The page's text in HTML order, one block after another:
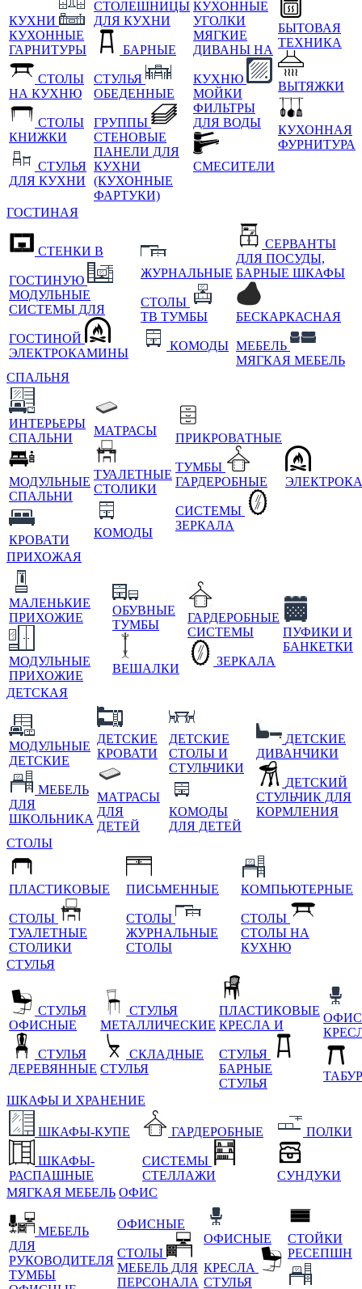
КУХНИ
КУХОННЫЕ
ГАРНИТУРЫ
СТОЛЫ
НА КУХНЮ
СТОЛЫ
КНИЖКИ
СТУЛЬЯ
ДЛЯ КУХНИ
СТОЛЕШНИЦЫ
ДЛЯ КУХНИ
БАРНЫЕ
СТУЛЬЯ
ОБЕДЕННЫЕ
ГРУППЫ
СТЕНОВЫЕ
ПАНЕЛИ ДЛЯ
КУХНИ
(КУХОННЫЕ
ФАРТУКИ)
КУХОННЫЕ
УГОЛКИ
МЯГКИЕ
ДИВАНЫ НА
КУХНЮ
МОЙКИ
ФИЛЬТРЫ
ДЛЯ ВОДЫ
СМЕСИТЕЛИ
БЫТОВАЯ
ТЕХНИКА
ВЫТЯЖКИ
КУХОННАЯ
ФУРНИТУРА
ГОСТИНАЯ
СТЕНКИ В
ГОСТИНУЮ
МОДУЛЬНЫЕ
СИСТЕМЫ ДЛЯ
ГОСТИНОЙ
ЭЛЕКТРОКАМИНЫ
ЖУРНАЛЬНЫЕ
СТОЛЫ
ТВ ТУМБЫ
КОМОДЫ
СЕРВАНТЫ
ДЛЯ ПОСУДЫ,
БАРНЫЕ ШКАФЫ
БЕСКАРКАСНАЯ
МЕБЕЛЬ
МЯГКАЯ МЕБЕЛЬ
СПАЛЬНЯ
ИНТЕРЬЕРЫ
СПАЛЬНИ
МОДУЛЬНЫЕ
СПАЛЬНИ
КРОВАТИ
МАТРАСЫ
ТУАЛЕТНЫЕ
СТОЛИКИ
КОМОДЫ
ПРИКРОВАТНЫЕ
ТУМБЫ
ГАРДЕРОБНЫЕ
СИСТЕМЫ
ЗЕРКАЛА
ПРИХОЖАЯ
МАЛЕНЬКИЕ
ПРИХОЖИЕ
МОДУЛЬНЫЕ
ПРИХОЖИЕ
ОБУВНЫЕ
ТУМБЫ
ВЕШАЛКИ
ГАРДЕРОБНЫЕ
СИСТЕМЫ
ЗЕРКАЛА
ПУФИКИ И
БАНКЕТКИ
ДЕТСКАЯ
МОДУЛЬНЫЕ
ДЕТСКИЕ
МЕБЕЛЬ
ДЛЯ
ШКОЛЬНИКА
ДЕТСКИЕ
КРОВАТИ
МАТРАСЫ
ДЛЯ
ДЕТЕЙ
ДЕТСКИЕ
СТОЛЫ И
СТУЛЬЧИКИ
КОМОДЫ
ДЛЯ ДЕТЕЙ
ДЕТСКИЕ
ДИВАНЧИКИ
ДЕТСКИЙ
СТУЛЬЧИК ДЛЯ
КОРМЛЕНИЯ
СТОЛЫ
ПЛАСТИКОВЫЕ
СТОЛЫ
ТУАЛЕТНЫЕ
СТОЛИКИ
ПИСЬМЕННЫЕ
СТОЛЫ
ЖУРНАЛЬНЫЕ
СТОЛЫ
КОМПЬЮТЕРНЫЕ
СТОЛЫ
СТОЛЫ НА
КУХНЮ
СТУЛЬЯ
СТУЛЬЯ
ОФИСНЫЕ
СТУЛЬЯ
ДЕРЕВЯННЫЕ
СТУЛЬЯ
МЕТАЛЛИЧЕСКИЕ
СКЛАДНЫЕ
СТУЛЬЯ
ПЛАСТИКОВЫЕ
КРЕСЛА И
СТУЛЬЯ
БАРНЫЕ
СТУЛЬЯ
ШКАФЫ И ХРАНЕНИЕ
ШКАФЫ-КУПЕ
ШКАФЫ-
РАСПАШНЫЕ
ГАРДЕРОБНЫЕ
СИСТЕМЫ
СТЕЛЛАЖИ
ПОЛКИ
СУНДУКИ
МЯГКАЯ МЕБЕЛЬ ОФИС
МЕБЕЛЬ
ДЛЯ
РУКОВОДИТЕЛЯ
ТУМБЫ
ОФИСНЫЕ
СТОЛЫ
МЕБЕЛЬ ДЛЯ
ПЕРСОНАЛА
ОФИСНЫЕ
КРЕСЛА
СТУЛЬЯ
СТОЙКИ
РЕСЕПШН